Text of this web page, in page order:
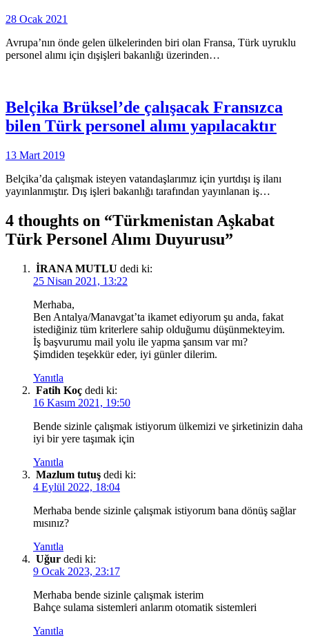
28 Ocak 2021
Avrupa’nın önde gelen ülkelerinden biri olan Fransa, Türk uyruklu
personel alımı için dışişleri bakanlığı üzerinden…
Belçika Brüksel’de çalışacak Fransızca
bilen Türk personel alımı yapılacaktır
13 Mart 2019
Belçika’da çalışmak isteyen vatandaşlarımız için yurtdışı iş ilanı
yayınlanmıştır. Dış işleri bakanlığı tarafından yayınlanan iş…
4 thoughts on “Türkmenistan Aşkabat
Türk Personel Alımı Duyurusu”
İRANA MUTLU dedi ki:
25 Nisan 2021, 13:22
Merhaba,
Ben Antalya/Manavgat’ta ikamet ediyorum şu anda, fakat
istediğiniz tüm kriterlere sahip olduğumu düşünmekteyim.
İş başvurumu mail yolu ile yapma şansım var mı?
Şimdiden teşekkür eder, iyi günler dilerim.
Yanıtla
Fatih Koç dedi ki:
16 Kasım 2021, 19:50
Bende sizinle çalışmak istiyorum ülkemizi ve şirketinizin daha
iyi bir yere taşımak için
Yanıtla
Mazlum tutuş dedi ki:
4 Eylül 2022, 18:04
Merhaba bende sizinle çalışmak istiyorum bana dönüş sağlar
mısınız?
Yanıtla
Uğur dedi ki:
9 Ocak 2023, 23:17
Merhaba bende sizinle çalışmak isterim
Bahçe sulama sistemleri anlarım otomatik sistemleri
Yanıtla